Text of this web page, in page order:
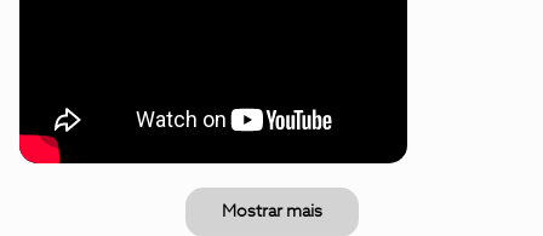
Mostrar mais